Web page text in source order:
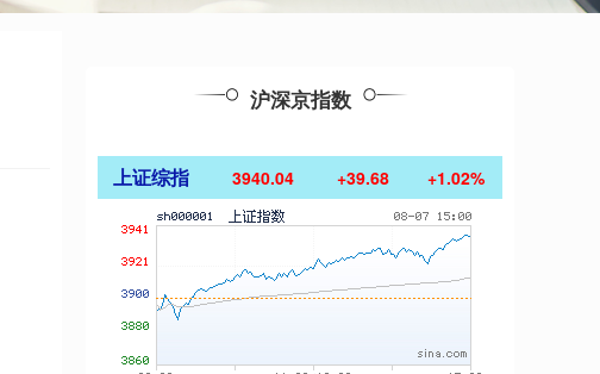
沪深京指数
上证综指 3940.04 +39.68 +1.02%